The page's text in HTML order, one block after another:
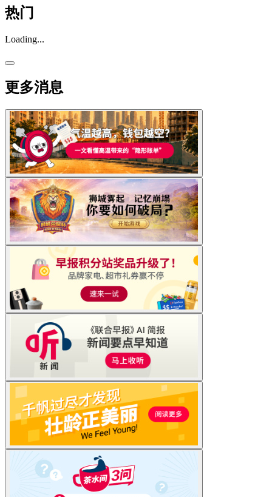
热门
Loading...
更多消息